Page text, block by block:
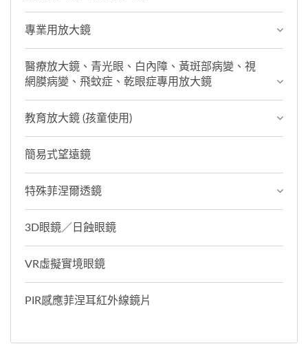
專業用放大鏡
醫療放大鏡、青光眼、白內障、黃斑部病變、視
網膜病變、飛蚊症、乾眼症專用放大鏡
教育放大鏡 (孩童使用)
簡易式望遠鏡
特殊菲涅爾透鏡
3D眼鏡／日蝕眼鏡
VR虛擬實境眼鏡
PIR感應菲涅耳紅外線鏡片